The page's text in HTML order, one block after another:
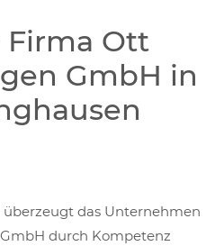
Firma Ott
GmbH in
überzeugt das Unternehmen
durch Kompetenz